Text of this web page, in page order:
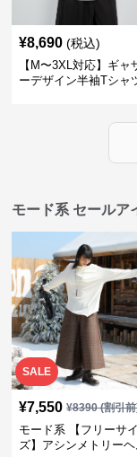
¥8,690 (税込)
【M〜3XL対応】ギャ
ーデザイン半袖Tシャ
モード系 セールア
SALE
¥7,550 ¥8390(割引
モード系 【フリーサイ
ズ】アシンメトリーヘ